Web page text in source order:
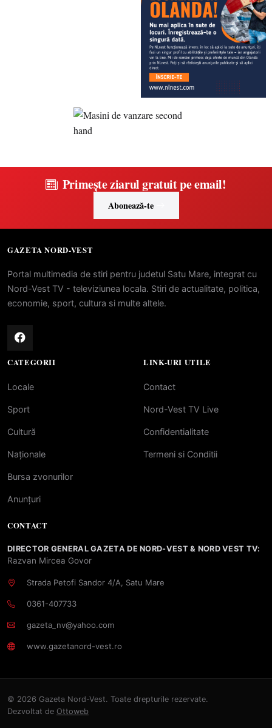
Primește ziarul gratuit pe email!
Abonează-te
GAZETA NORD-VEST
Portal multimedia de stiri pentru judetul Satu Mare, integrat cu
Nord-Vest TV - televiziunea locala. Stiri de actualitate, politica,
economie, sport, cultura si multe altele.
CATEGORII
Locale
Sport
Cultură
Naționale
Bursa zvonurilor
Anunțuri
LINK-URI UTILE
Contact
Nord-Vest TV Live
Confidentialitate
Termeni si Conditii
CONTACT
DIRECTOR GENERAL GAZETA DE NORD-VEST & NORD VEST TV:
Razvan Mircea Govor
Strada Petofi Sandor 4/A, Satu Mare
0361-407733
gazeta_nv@yahoo.com
www.gazetanord-vest.ro
© 2026 Gazeta Nord-Vest. Toate drepturile rezervate.
Dezvoltat de Ottoweb